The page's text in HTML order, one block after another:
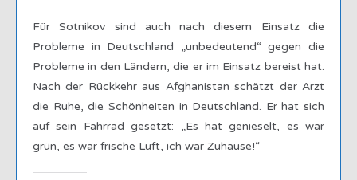
Für Sotnikov sind auch nach diesem Einsatz die
Probleme in Deutschland „unbedeutend“ gegen die
Probleme in den Ländern, die er im Einsatz bereist hat.
Nach der Rückkehr aus Afghanistan schätzt der Arzt
die Ruhe, die Schönheiten in Deutschland. Er hat sich
auf sein Fahrrad gesetzt: „Es hat genieselt, es war
grün, es war frische Luft, ich war Zuhause!“